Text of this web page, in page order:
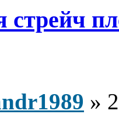
стрейч
»